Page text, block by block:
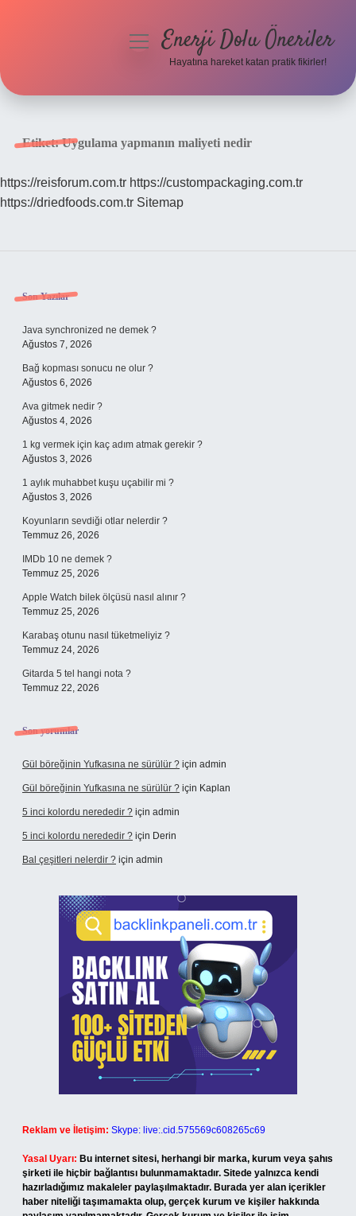
Hakkımızda
menüyüEnerji Dolu Öneriler
Hayatına hareket katan pratik fikirler!
Etiket:Uygulama yapmanın maliyeti nedir
https://reisforum.com.tr https://custompackaging.com.tr
https://driedfoods.com.tr Sitemap
Sidebar
Son Yazılar
Java synchronized ne demek ?
Ağustos 7, 2026
Bağ kopması sonucu ne olur ?
Ağustos 6, 2026
Ava gitmek nedir ?
Ağustos 4, 2026
1 kg vermek için kaç adım atmak gerekir ?
Ağustos 3, 2026
1 aylık muhabbet kuşu uçabilir mi ?
Ağustos 3, 2026
Koyunların sevdiği otlar nelerdir ?
Temmuz 26, 2026
IMDb 10 ne demek ?
Temmuz 25, 2026
Apple Watch bilek ölçüsü nasıl alınır ?
Temmuz 25, 2026
Karabaş otunu nasıl tüketmeliyiz ?
Temmuz 24, 2026
Gitarda 5 tel hangi nota ?
Temmuz 22, 2026
Son yorumlar
Gül böreğinin Yufkasına ne sürülür ? için admin
Gül böreğinin Yufkasına ne sürülür ? için Kaplan
5 inci kolordu nerededir ? için admin
5 inci kolordu nerededir ? için Derin
Bal çeşitleri nelerdir ? için admin
Reklam ve İletişim: Skype: live:.cid.575569c608265c69
Yasal Uyarı: Bu internet sitesi, herhangi bir marka, kurum veya şahıs
şirketi ile hiçbir bağlantısı bulunmamaktadır. Sitede yalnızca kendi
hazırladığımız makaleler paylaşılmaktadır. Burada yer alan içerikler
haber niteliği taşımamakta olup, gerçek kurum ve kişiler hakkında